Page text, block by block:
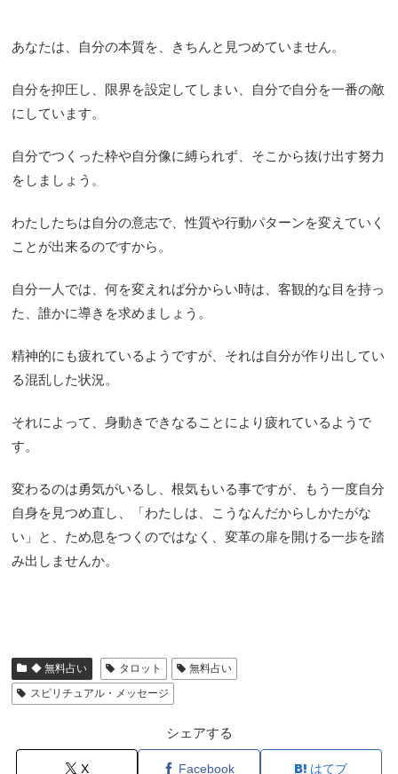
あなたは、自分の本質を、きちんと見つめていません。
自分を抑圧し、限界を設定してしまい、自分で自分を一番の敵
にしています。
自分でつくった枠や自分像に縛られず、そこから抜け出す努力
をしましょう。
わたしたちは自分の意志で、性質や行動パターンを変えていく
ことが出来るのですから。
自分一人では、何を変えれば分からい時は、客観的な目を持っ
た、誰かに導きを求めましょう。
精神的にも疲れているようですが、それは自分が作り出してい
る混乱した状況。
それによって、身動きできなることにより疲れているようで
す。
変わるのは勇気がいるし、根気もいる事ですが、もう一度自分
自身を見つめ直し、「わたしは、こうなんだからしかたがな
い」と、ため息をつくのではなく、変革の扉を開ける一歩を踏
み出しませんか。
◆ 無料占い タロット
無料占い
スピリチュアル・メッセージ
シェアする
X Facebook はてブ